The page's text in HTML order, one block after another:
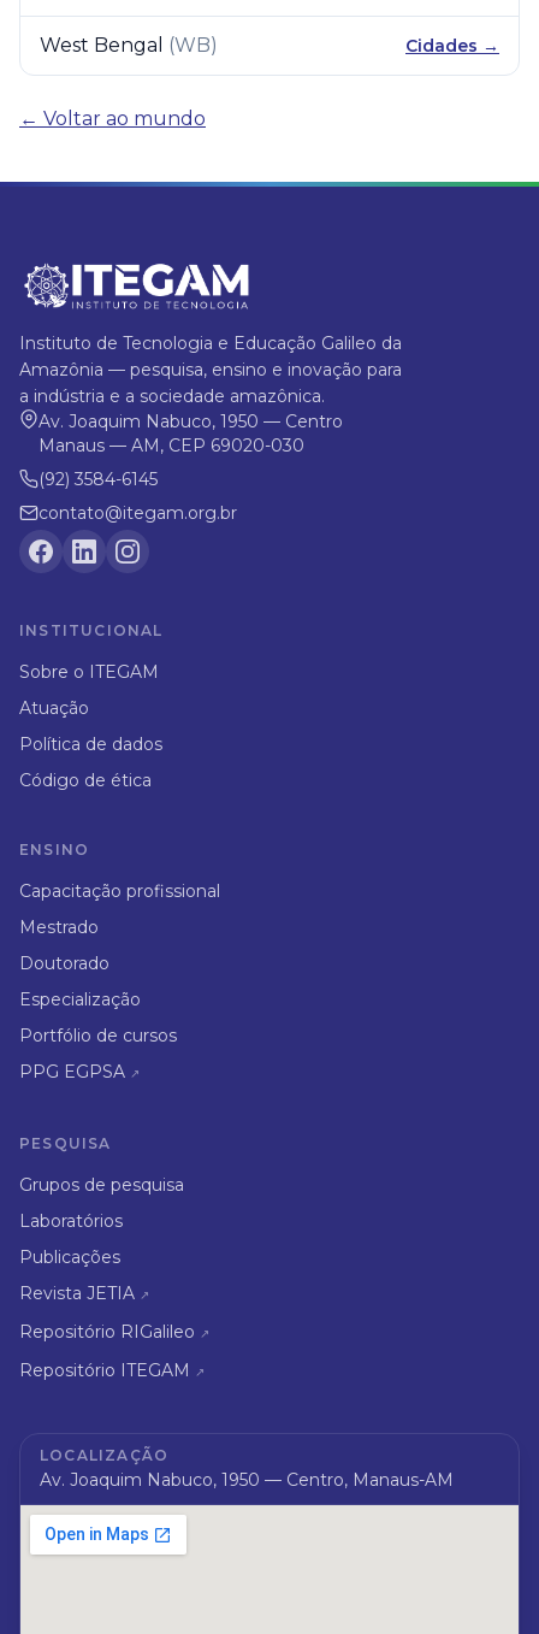
West Bengal (WB) Cidades →
← Voltar ao mundo
Instituto de Tecnologia e Educação Galileo da
Amazônia — pesquisa, ensino e inovação para
a indústria e a sociedade amazônica.
Av. Joaquim Nabuco, 1950 — Centro
Manaus — AM, CEP 69020-030
(92) 3584-6145
contato@itegam.org.br
INSTITUCIONAL
Sobre o ITEGAM
Atuação
Política de dados
Código de ética
ENSINO
Capacitação profissional
Mestrado
Doutorado
Especialização
Portfólio de cursos
PPG EGPSA ↗
PESQUISA
Grupos de pesquisa
Laboratórios
Publicações
Revista JETIA ↗
Repositório RIGalileo ↗
Repositório ITEGAM ↗
LOCALIZAÇÃO
Av. Joaquim Nabuco, 1950 — Centro, Manaus-AM